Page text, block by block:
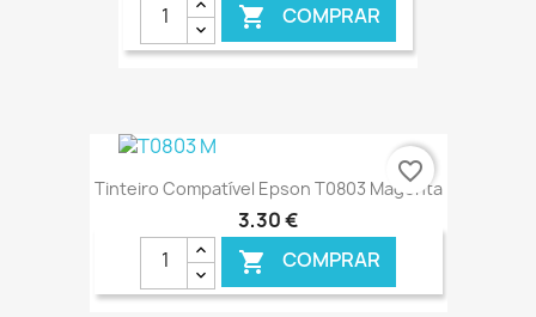
 COMPRAR
€ ONLINE
Tinteiro Compatível Epson T0803 Magenta
3,30 €
 COMPRAR
favorite_border